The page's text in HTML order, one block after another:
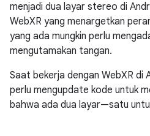
menjadi dua layar stereo di
WebXR yang menargetkan
yang ada mungkin perlu
mengutamakan tangan.
Saat bekerja dengan WebXR di
perlu mengupdate kode untuk
bahwa ada dua layar—satu